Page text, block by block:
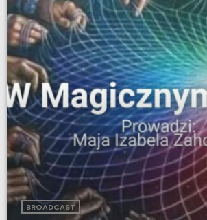
BROADCAST